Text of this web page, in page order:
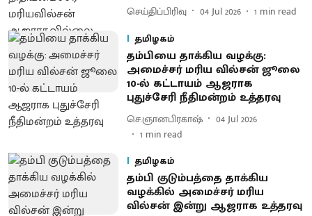
செய்திப்பிரிவு 04 Jul 2026 1 min read
தமிழகம்
தம்பியை தாக்கிய வழக்கு:
அமைச்சர் மரிய வில்சன் ஜூலை
10-ல் கட்டாயம் ஆஜராக
புதுச்சேரி நீதிமன்றம் உத்தரவு
செ.ஞானபிரகாஷ்
04 Jul 2026
1 min read
தமிழகம்
தம்பி குடும்பத்தை தாக்கிய
வழக்கில் அமைச்சர் மரிய
வில்சன் இன்று ஆஜராக உத்தரவு